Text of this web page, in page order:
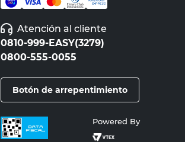
Atención al cliente
0810-999-EASY(3279)
0800-555-0055
Botón de arrepentimiento
Powered By